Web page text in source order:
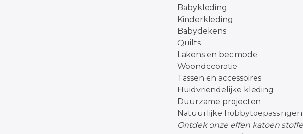
Babykleding
Kinderkleding
Babydekens
Quilts
Lakens en bedmode
Woondecoratie
Tassen en accessoires
Huidvriendelijke kleding
Duurzame projecten
Natuurlijke hobbytoepassingen
Ontdek onze effen katoen